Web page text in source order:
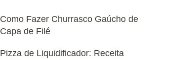
Como Fazer Churrasco Gaúcho de
Capa de Filé
Pizza de Liquidificador: Receita